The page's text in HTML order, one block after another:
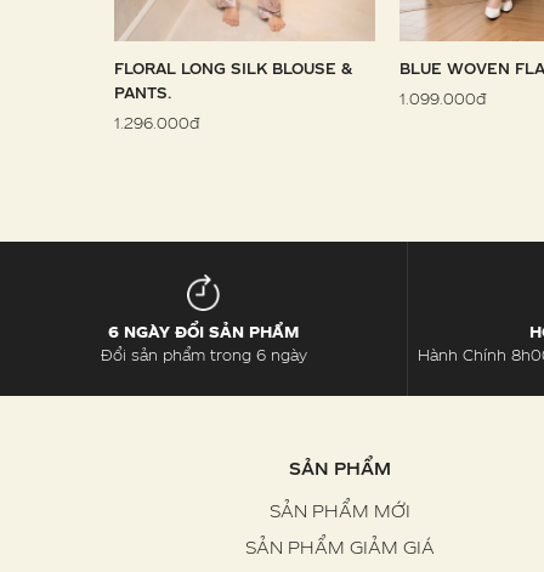
FLORAL LONG SILK BLOUSE &
PANTS.
1.296.000đ
BLUE WOVEN
1.099.000đ
6 NGÀY ĐỔI SẢN PHẨM
Đổi sản phẩm trong 6 ngày
Hành Chính
SẢN PHẨM
SẢN PHẨM MỚI
SẢN PHẨM GIẢM GIÁ